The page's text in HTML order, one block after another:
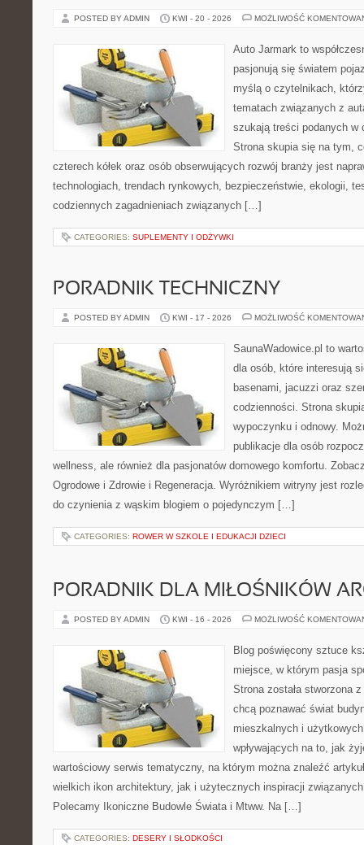
POSTED BY ADMIN KWI - 20 - 2026 MOŻLIWOŚĆ
Auto Jarmark to
pasjonują się światem
myślą o czytelnikach,
tematach związanych z
szukają treści podanych
Strona skupia się na tym,
czterech kółek oraz osób obserwujących rozwój branży jest
technologiach, trendach rynkowych, bezpieczeństwie, ekologii,
codziennych zagadnieniach związanych […]
CATEGORIES: SUPLEMENTY I ODŻYWKI
PORADNIK TECHNICZNY
POSTED BY ADMIN KWI - 17 - 2026 MOŻLIWOŚĆ
SaunaWadowice.pl to
dla osób, które interesują
basenami, jacuzzi oraz
codzienności. Strona
wypoczynku i odnowy.
publikacje dla osób
wellness, ale również dla pasjonatów domowego komfortu.
Ogrodowe i Zdrowie i Regeneracja. Wyróżnikiem witryny jest
do czynienia z wąskim blogiem o pojedynczym […]
CATEGORIES: ROWER W SZKOLE I EDUKACJI DZIECI
PORADNIK DLA MIŁOŚNIKÓW
POSTED BY ADMIN KWI - 16 - 2026 MOŻLIWOŚĆ
Blog poświęcony sztuce
miejsce, w którym pasja
Strona została stworzona
chcą poznawać świat
mieszkalnych i
wpływających na to, jak
wartościowy serwis tematyczny, na którym można znaleźć
wielkich ikon architektury, jak i użytecznych inspiracji
Polecamy Ikoniczne Budowle Świata i Mtww. Na […]
CATEGORIES: DESERY I SŁODKOŚCI